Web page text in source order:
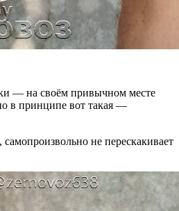
— на своём привычном месте
в принципе вот такая —
не перескакивает